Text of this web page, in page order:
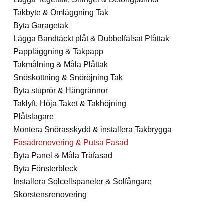
Takbyte & Omläggning Tak
Byta Garagetak
Lägga Bandtäckt plåt & Dubbelfalsat Plåttak
Pappläggning & Takpapp
Takmålning & Måla Plåttak
Snöskottning & Snöröjning Tak
Byta stuprör & Hängrännor
Taklyft, Höja Taket & Takhöjning
Plåtslagare
Montera Snörasskydd & installera Takbrygga
Fasadrenovering & Putsa Fasad
Byta Panel & Måla Träfasad
Byta Fönsterbleck
Installera Solcellspaneler & Solfångare
Skorstensrenovering